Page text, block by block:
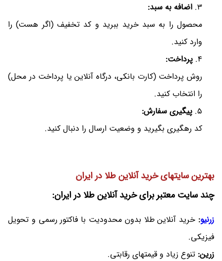
3. اضافه به سبد:
محصول را به سبد خرید ببرید و کد تخفیف (اگر هست) را
وارد کنید.
4. پرداخت:
روش پرداخت (کارت بانکی، درگاه آنلاین یا پرداخت در محل)
را انتخاب کنید.
5. پیگیری سفارش:
کد رهگیری بگیرید و وضعیت ارسال را دنبال کنید.
بهترین سایتهای خرید آنلاین طلا در ایران
چند سایت معتبر برای خرید آنلاین طلا در ایران:
زرنیو: خرید آنلاین طلا بدون محدودیت با فاکتور رسمی و تحویل
فیزیکی.
زرین: تنوع زیاد و قیمتهای رقابتی.